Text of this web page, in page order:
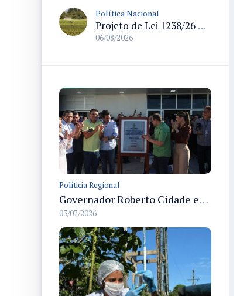
Política Nacional
Projeto de Lei 1238/26 propõe validação automática do Cadastro Ambiental Rural para imóveis de até quatro módulos fiscais
06/08/2026
Políticia Regional
Governador Roberto Cidade entrega readequação do ambulatório da FCecon e amplia capacidade de atendimento oncológico em Manaus
03/07/2026